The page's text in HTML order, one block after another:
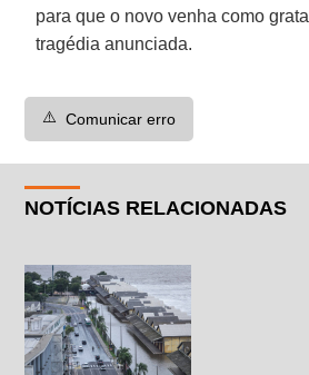
para que o novo venha como
tragédia anunciada.
⚠️ Comunicar erro
NOTÍCIAS RELACIONADAS